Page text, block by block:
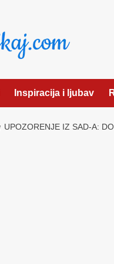
Inspiracija i ljubav
UPOZORENJE IZ SAD-A: